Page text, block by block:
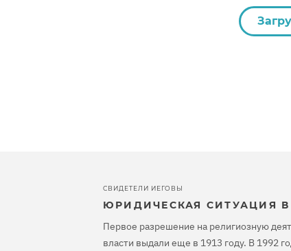
СВИДЕТЕЛИ ИЕГОВЫ
ЮРИДИЧЕСКАЯ СИТУАЦИЯ
Первое разрешение на религиозную
власти выдали еще в 1913 году. В 1992